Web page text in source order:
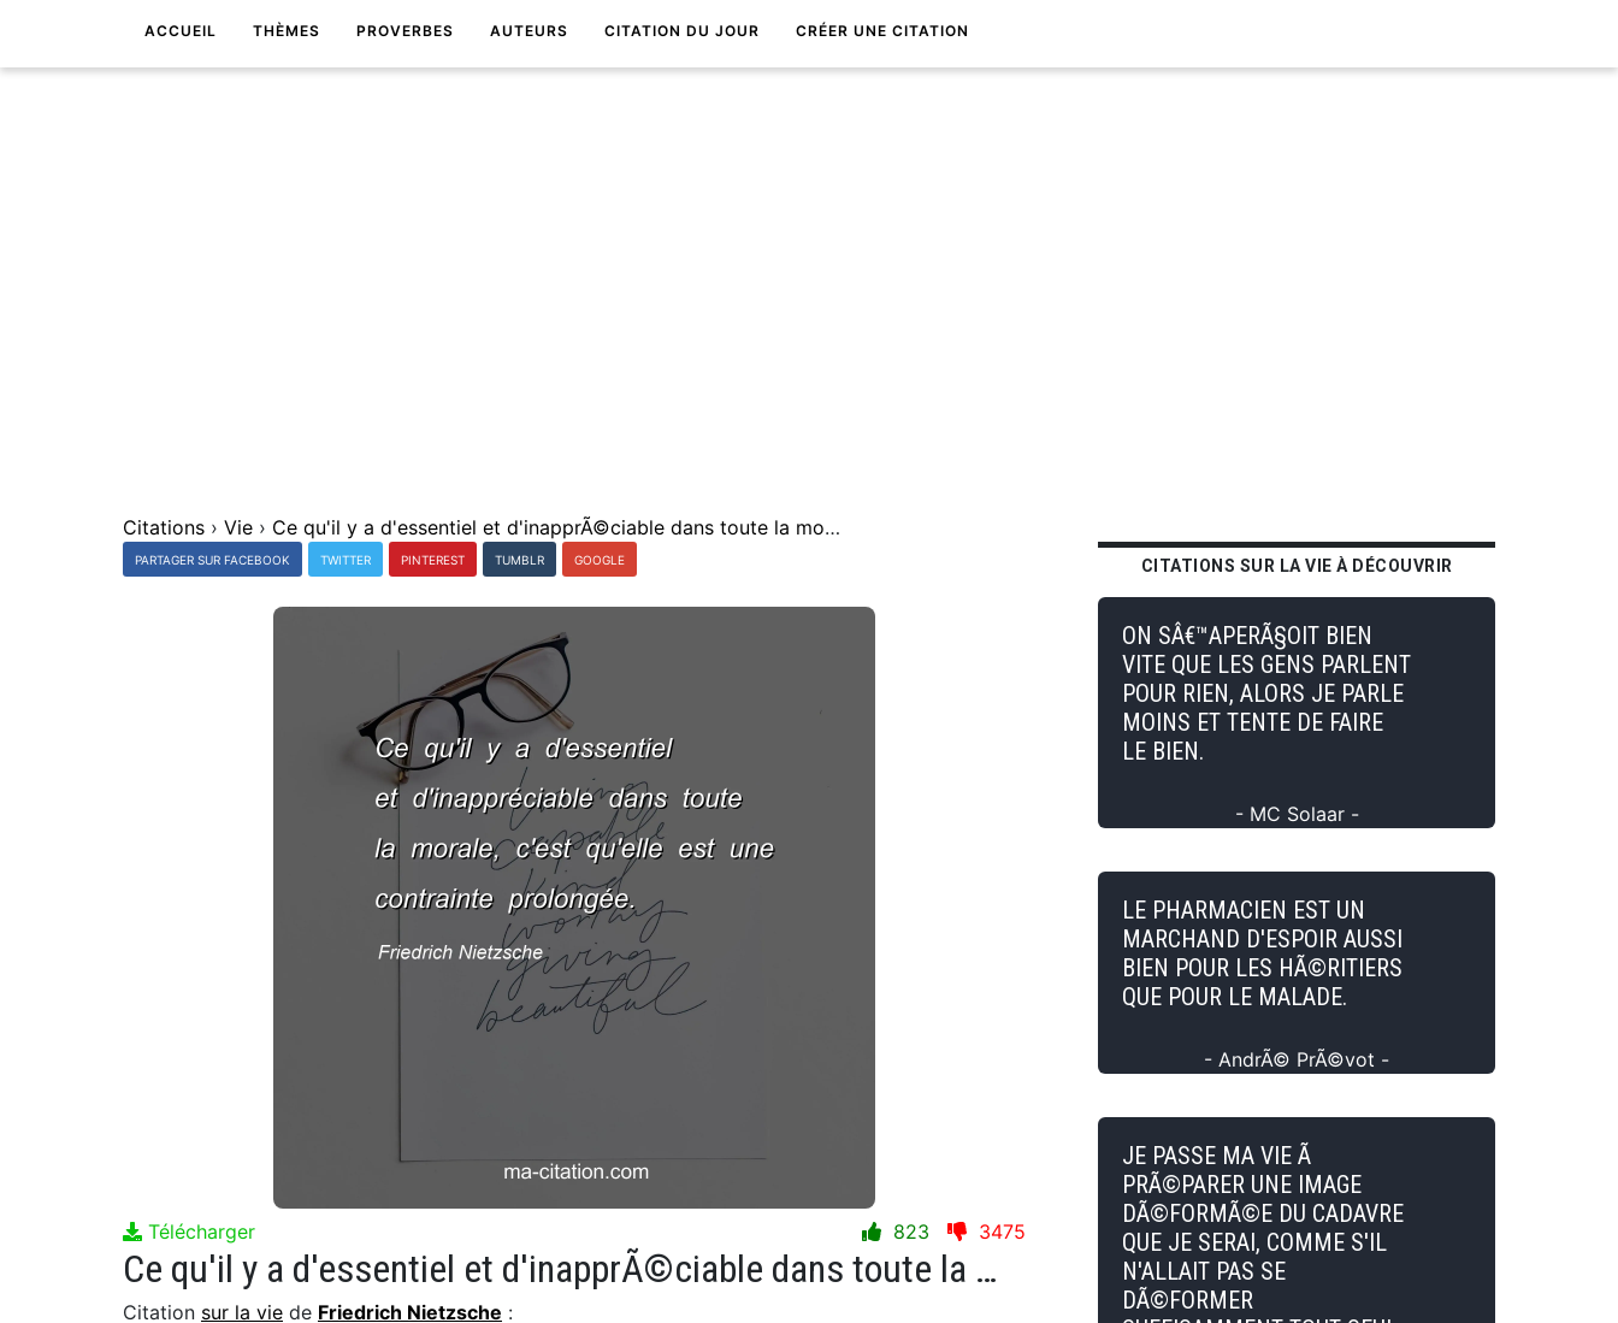
ACCUEIL THÈMES PROVERBES AUTEURS CITATION DU JOUR CRÉER UNE CITATION
Citations › Vie › Ce qu'il y a d'essentiel et d'inapprÃ©ciable dans toute la morale, c'est qu'elle est une contrainte prolongÃ©e.
PARTAGER SUR FACEBOOK TWITTER PINTEREST TUMBLR GOOGLE
Télécharger 823 3475
Ce qu'il y a d'essentiel et d'inapprÃ©ciable dans toute la morale, c'est qu'elle est une contrainte prolongÃ©e.
Citation sur la vie de Friedrich Nietzsche :
CITATIONS SUR LA VIE À DÉCOUVRIR
ON SÂ€™APERÃ§OIT BIEN
VITE QUE LES GENS PARLENT
POUR RIEN, ALORS JE PARLE
MOINS ET TENTE DE FAIRE
LE BIEN.
- MC Solaar -
LE PHARMACIEN EST UN
MARCHAND D'ESPOIR AUSSI
BIEN POUR LES HÃ©RITIERS
QUE POUR LE MALADE.
- AndrÃ© PrÃ©vot -
JE PASSE MA VIE Ã
PRÃ©PARER UNE IMAGE
DÃ©FORMÃ©E DU CADAVRE
QUE JE SERAI, COMME S'IL
N'ALLAIT PAS SE
DÃ©FORMER